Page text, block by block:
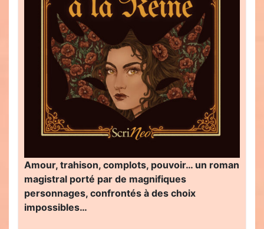
Amour, trahison, complots, pouvoir… un roman
magistral porté par de magnifiques
personnages, confrontés à des choix
impossibles…